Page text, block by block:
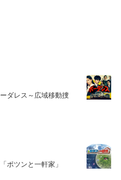
ダレス～広域移動捜
ポツンと一軒家」